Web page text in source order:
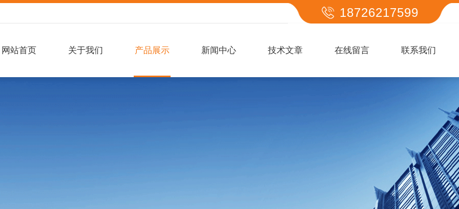
18726217599
网站首页 关于我们 产品展示 新闻中心 技术文章 在线留言 联系我们